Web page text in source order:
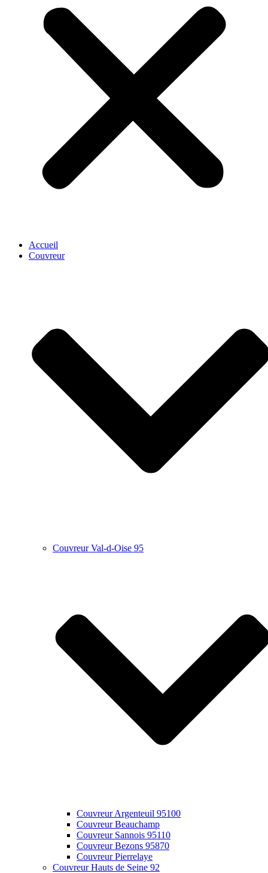
Accueil
Couvreur
Couvreur Val-d-Oise 95
Couvreur Argenteuil 95100
Couvreur Beauchamp
Couvreur Sannois 95110
Couvreur Bezons 95870
Couvreur Pierrelaye
Couvreur Hauts de Seine 92